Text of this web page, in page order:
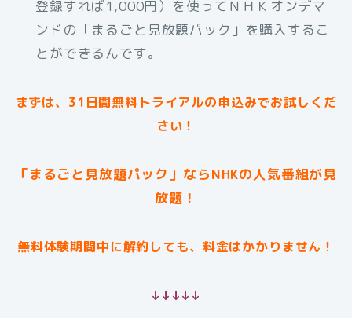
登録すれば1,000円）を使ってＮＨＫオンデマ
ンドの「まるごと見放題パック」を購入するこ
とができるんです。
まずは、31日間無料トライアルの申込みでお試しくだ
さい！
「まるごと見放題パック」ならNHKの人気番組が見
放題！
無料体験期間中に解約しても、料金はかかりません！
↓↓↓↓↓